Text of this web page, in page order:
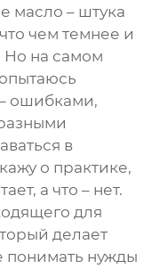
масло – штука
чем темнее и
Но на самом
ошибками,
в
о практике,
а что – нет.
для
делает
понимать нужды